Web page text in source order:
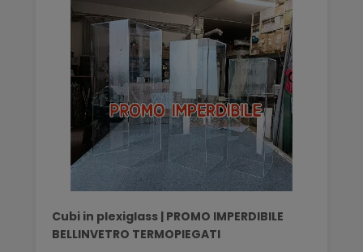
Cubi in plexiglass | PROMO IMPERDIBILE
BELLINVETRO TERMOPIEGATI